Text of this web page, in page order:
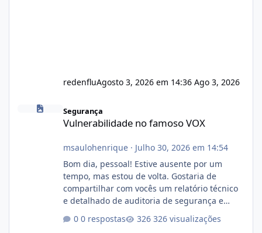
redenfluAgosto 3, 2026 em 14:36 Ago 3, 2026
Segurança
Vulnerabilidade no famoso VOX
msaulohenrique· Julho 30, 2026 em 14:54
Bom dia, pessoal! Estive ausente por um
tempo, mas estou de volta. Gostaria de
compartilhar com vocês um relatório técnico
e detalhado de auditoria de segurança e
atualmente em circulação e comercialização
0 respostas 326 visualizações